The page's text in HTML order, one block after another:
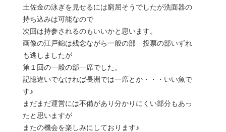
土佐金の泳ぎを見せるには窮屈そうでしたが洗面器の
持ち込みは可能なので
次回は持参されるのもいいかと思います。
画像の江戸錦は残念ながら一般の部 投票の部いずれ
も逃しましたが
第１回の一般の部一席でした。
記憶違いでなければ長洲では一席とか・・・いい魚で
す♪
まだまだ運営には不備があり分かりにくい部分もあっ
たと思いますが
またの機会を楽しみにしております♪